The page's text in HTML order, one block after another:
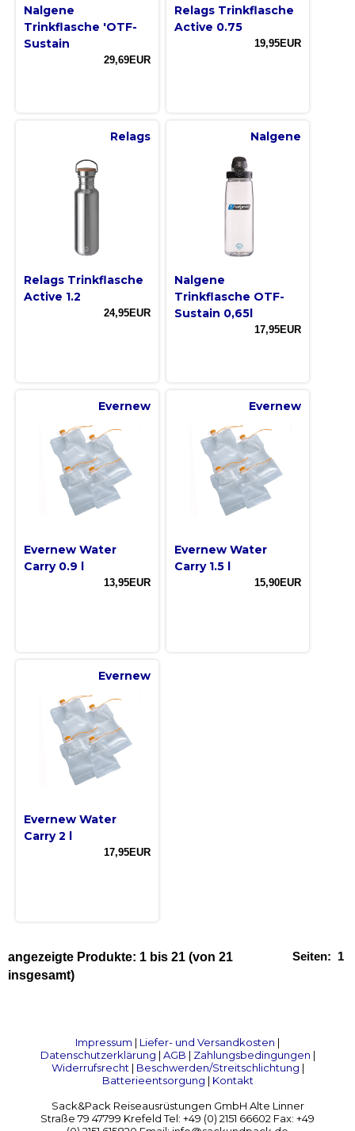
Nalgene
Trinkflasche 'OTF-
Sustain
29,69EUR
Relags Trinkflasche
Active 0.75
19,95EUR
Relags
Relags Trinkflasche
Active 1.2
24,95EUR
Nalgene
Nalgene
Trinkflasche OTF-
Sustain 0,65l
17,95EUR
Evernew
Evernew Water
Carry 0.9 l
13,95EUR
Evernew
Evernew Water
Carry 1.5 l
15,90EUR
Evernew
Evernew Water
Carry 2 l
17,95EUR
Seiten: 1
angezeigte Produkte: 1 bis 21 (von 21
insgesamt)
Impressum | Liefer- und Versandkosten |
Datenschutzerklärung | AGB | Zahlungsbedingungen |
Widerrufsrecht | Beschwerden/Streitschlichtung |
Batterieentsorgung | Kontakt
Sack&Pack Reiseausrüstungen GmbH Alte Linner
Straße 79 47799 Krefeld Tel: +49 (0) 2151 66602 Fax: +49